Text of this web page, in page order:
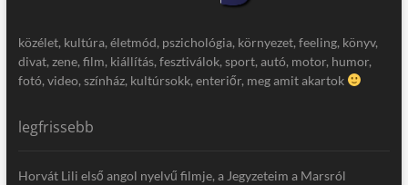
közélet, kultúra, életmód, pszichológia, környezet, feeling, könyv,
divat, zene, film, kiállítás, fesztiválok, sport, autó, motor, humor,
fotó, video, színház, kultúrsokk, enteriőr, meg amit akartok
legfrissebb
Horvát Lili első angol nyelvű filmje, a Jegyzeteim a Marsról